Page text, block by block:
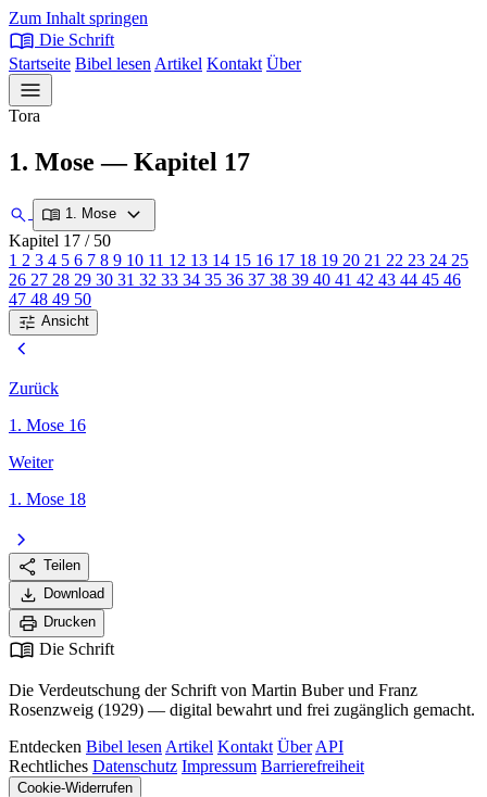
Zum Inhalt springen
menu_book Die Schrift
Startseite Bibel lesen Artikel Kontakt Über
menu
Tora
1. Mose — Kapitel 17
search menu_book 1. Mose expand_more
Kapitel 17 / 50
1 2 3 4 5 6 7 8 9 10 11 12 13 14 15 16 17 18 19 20 21 22 23 24 25
26 27 28 29 30 31 32 33 34 35 36 37 38 39 40 41 42 43 44 45 46
47 48 49 50
tune Ansicht
chevron_left
Zurück
1. Mose 16
Weiter
1. Mose 18
chevron_right
share Teilen
download Download
print Drucken
menu_book Die Schrift
Die Verdeutschung der Schrift von Martin Buber und Franz
Rosenzweig (1929) — digital bewahrt und frei zugänglich gemacht.
Entdecken Bibel lesen Artikel Kontakt Über API
Rechtliches Datenschutz Impressum Barrierefreiheit
Cookie-Widerrufen